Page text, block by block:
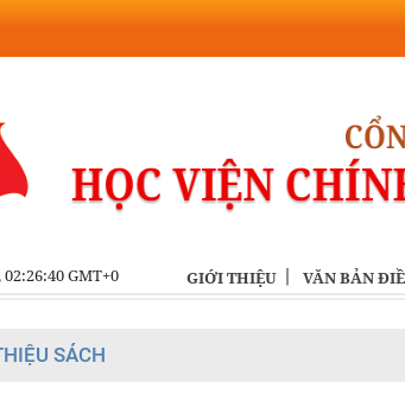
GMT+0 GIỚI THIỆU VĂN BẢN
SÁCH